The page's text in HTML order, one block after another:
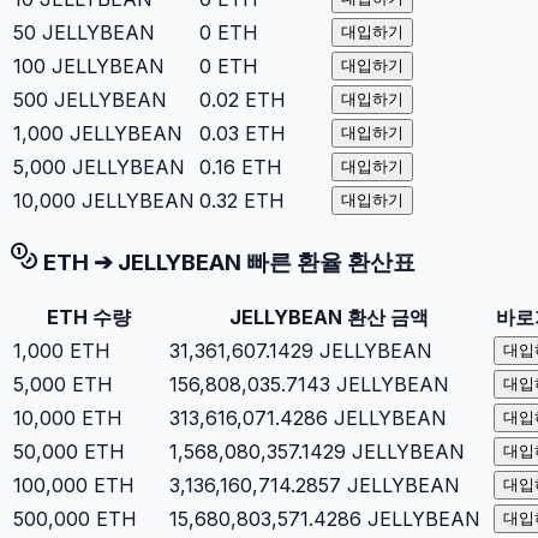
50 JELLYBEAN 0 ETH 대입하기
100 JELLYBEAN 0 ETH 대입하기
500 JELLYBEAN 0.02 ETH 대입하기
1,000 JELLYBEAN 0.03 ETH 대입하기
5,000 JELLYBEAN 0.16 ETH 대입하기
10,000 JELLYBEAN 0.32 ETH 대입하기
ETH ➔ JELLYBEAN 빠른 환율 환산표
ETH 수량 JELLYBEAN 환산 금액
바
1,000 ETH 31,361,607.1429 JELLYBEAN 대입
5,000 ETH 156,808,035.7143 JELLYBEAN 대입
10,000 ETH 313,616,071.4286 JELLYBEAN 대입
50,000 ETH 1,568,080,357.1429 JELLYBEAN 대입
100,000 ETH 3,136,160,714.2857 JELLYBEAN 대입
500,000 ETH 15,680,803,571.4286 JELLYBEAN 대입